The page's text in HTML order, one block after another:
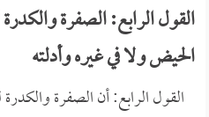
القول الرابع: الصفرة
الحيض ولا في غيره وأدلته
القول الرابع: أن الصفرة